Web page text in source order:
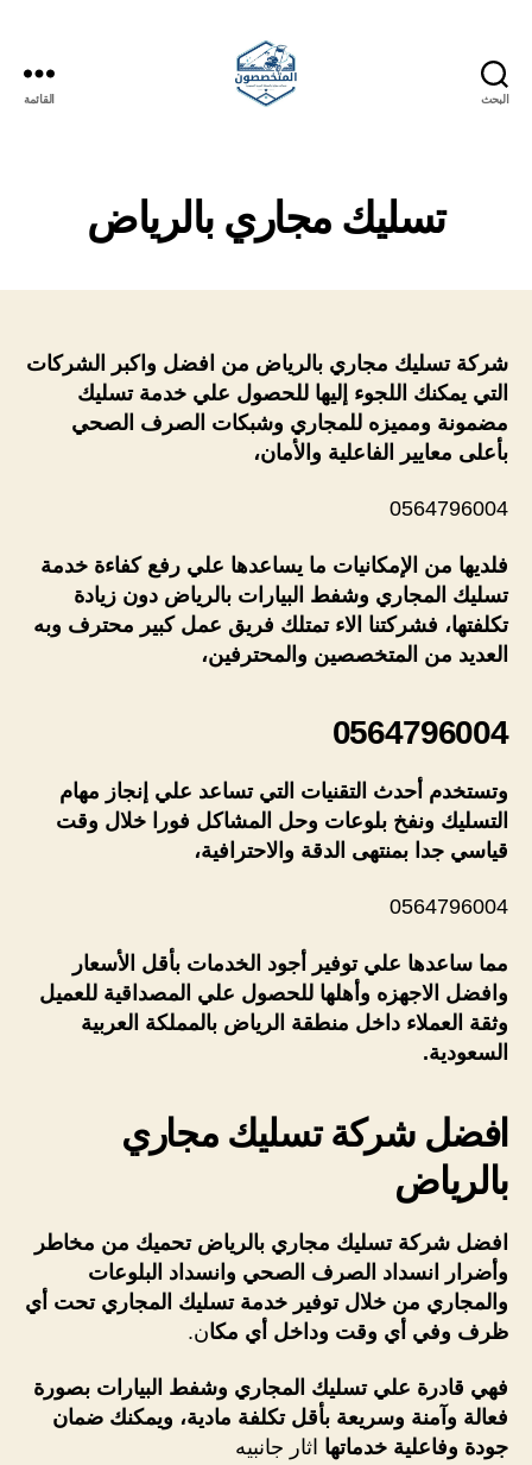
البحث القائمة
تسليك مجاري بالرياض
شركة تسليك مجاري بالرياض من افضل واكبر الشركات
التي يمكنك اللجوء إليها للحصول علي خدمة تسليك
مضمونة ومميزه للمجاري وشبكات الصرف الصحي
بأعلى معايير الفاعلية والأمان،
0564796004
فلديها من الإمكانيات ما يساعدها علي رفع كفاءة خدمة
تسليك المجاري وشفط البيارات بالرياض دون زيادة
تكلفتها، فشركتنا الاء تمتلك فريق عمل كبير محترف وبه
العديد من المتخصصين والمحترفين،
0564796004
وتستخدم أحدث التقنيات التي تساعد علي إنجاز مهام
التسليك ونفخ بلوعات وحل المشاكل فورا خلال وقت
قياسي جدا بمنتهى الدقة والاحترافية،
0564796004
مما ساعدها علي توفير أجود الخدمات بأقل الأسعار
وافضل الاجهزه وأهلها للحصول علي المصداقية للعميل
وثقة العملاء داخل منطقة الرياض بالمملكة العربية
السعودية.
افضل شركة تسليك مجاري
بالرياض
افضل شركة تسليك مجاري بالرياض تحميك من مخاطر
وأضرار انسداد الصرف الصحي وانسداد البلوعات
والمجاري من خلال توفير خدمة تسليك المجاري تحت أي
ظرف وفي أي وقت وداخل أي مكان.
فهي قادرة علي تسليك المجاري وشفط البيارات بصورة
فعالة وآمنة وسريعة بأقل تكلفة مادية، ويمكنك ضمان
جودة وفاعلية خدماتها اثار جانبيه